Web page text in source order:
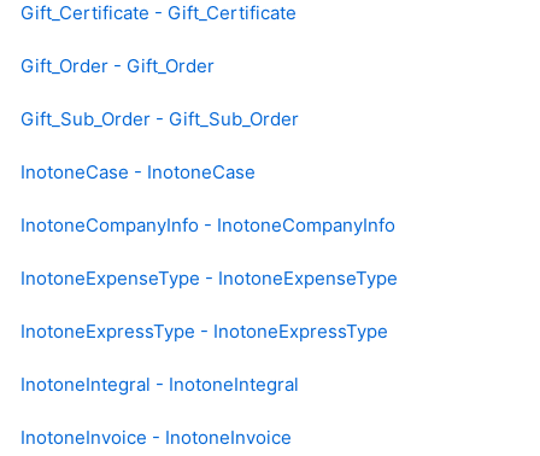
Gift_Certificate - Gift_Certificate
Gift_Order - Gift_Order
Gift_Sub_Order - Gift_Sub_Order
InotoneCase - InotoneCase
InotoneCompanyInfo - InotoneCompanyInfo
InotoneExpenseType - InotoneExpenseType
InotoneExpressType - InotoneExpressType
InotoneIntegral - InotoneIntegral
InotoneInvoice - InotoneInvoice